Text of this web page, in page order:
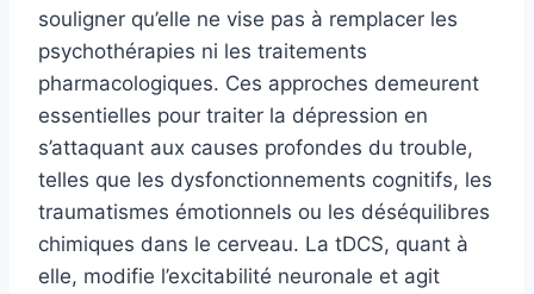
souligner qu’elle ne vise pas à remplacer les
psychothérapies ni les traitements
pharmacologiques. Ces approches demeurent
essentielles pour traiter la dépression en
s’attaquant aux causes profondes du trouble,
telles que les dysfonctionnements cognitifs, les
traumatismes émotionnels ou les déséquilibres
chimiques dans le cerveau. La tDCS, quant à
elle, modifie l’excitabilité neuronale et agit